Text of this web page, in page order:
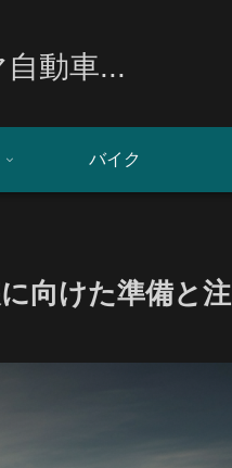
自動車...
バイク
向けた準備と注